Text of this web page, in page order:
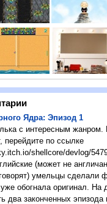
Ядра: Эпизод 1
с интересным жанром.
перейдите по ссылке
shellcore/devlog/
(может не
умельцы сделали
обогнала оригинал. На
два законченных эпизода